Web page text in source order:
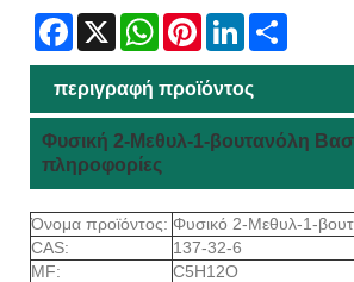
Facebook
X WhatsAppPinterestLinkedIn
περιγραφή προϊόντος
Φυσική 2-Μεθυλ-1-βουτανόλη
πληροφορίες
Όνομα προϊόντος: Φυσικό 2-Μεθυλ-1-
CAS:
137-32-6
MF:
C5H12O